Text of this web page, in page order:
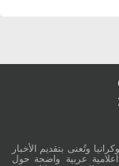
وتُعنى بتقديم الأخبار
اعلامية عربية واضحة حول